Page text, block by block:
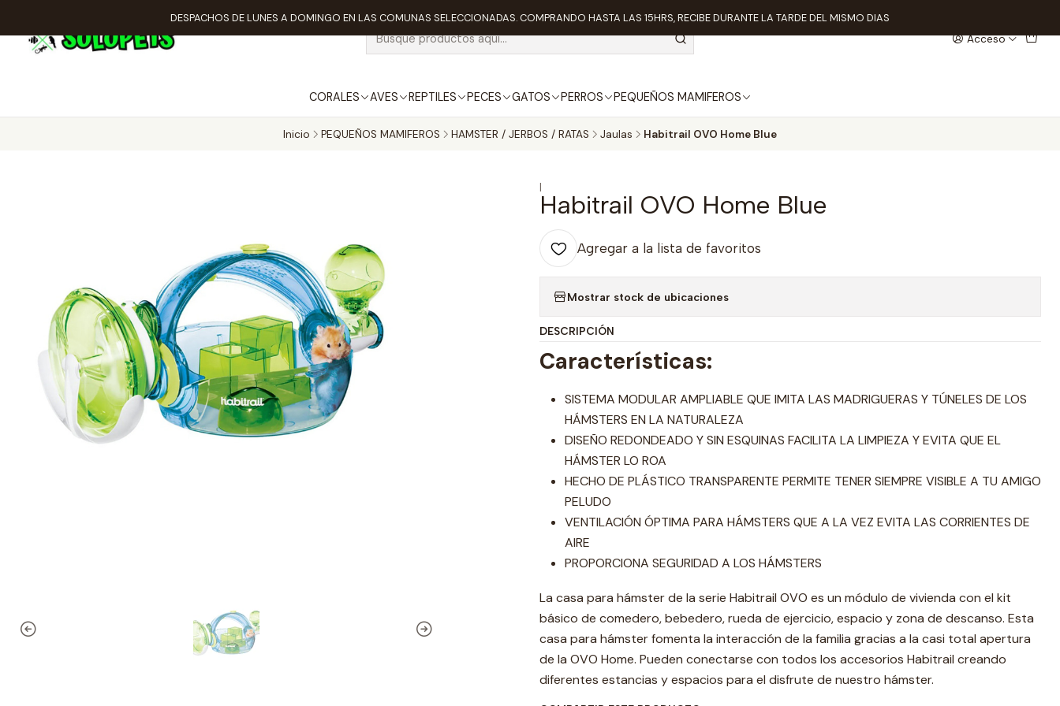
Acceso
CORALES AVES REPTILES PECES GATOS PERROS PEQUEÑOS MAMIFEROS
DESPACHOS DE LUNES A DOMINGO EN LAS COMUNAS SELECCIONADAS. COMPRANDO HASTA LAS 15HRS, RECIBE DURANTE LA TARDE DEL MISMO DIAS
Inicio PEQUEÑOS MAMIFEROS HAMSTER / JERBOS / RATAS Jaulas Habitrail OVO Home Blue
|
Habitrail OVO Home Blue
Agregar a la lista de favoritos
Mostrar stock de ubicaciones
DESCRIPCIÓN
Características:
SISTEMA MODULAR AMPLIABLE QUE IMITA LAS MADRIGUERAS Y TÚNELES DE LOS
HÁMSTERS EN LA NATURALEZA
DISEÑO REDONDEADO Y SIN ESQUINAS FACILITA LA LIMPIEZA Y EVITA QUE EL
HÁMSTER LO ROA
HECHO DE PLÁSTICO TRANSPARENTE PERMITE TENER SIEMPRE VISIBLE A TU AMIGO
PELUDO
VENTILACIÓN ÓPTIMA PARA HÁMSTERS QUE A LA VEZ EVITA LAS CORRIENTES DE
AIRE
PROPORCIONA SEGURIDAD A LOS HÁMSTERS
La casa para hámster de la serie Habitrail OVO es un módulo de vivienda con el kit
básico de comedero, bebedero, rueda de ejercicio, espacio y zona de descanso. Esta
casa para hámster fomenta la interacción de la familia gracias a la casi total apertura
de la OVO Home. Pueden conectarse con todos los accesorios Habitrail creando
diferentes estancias y espacios para el disfrute de nuestro hámster.